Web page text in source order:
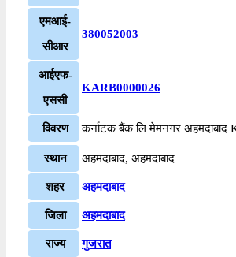
एमआई-
सीआर
380052003
आईएफ-
एससी
KARB0000026
विवरण कर्नाटक बैंक लि मेमनगर अहमदाबाद
स्थान अहमदाबाद, अहमदाबाद
शहर अहमदाबाद
जिला अहमदाबाद
राज्य गुजरात